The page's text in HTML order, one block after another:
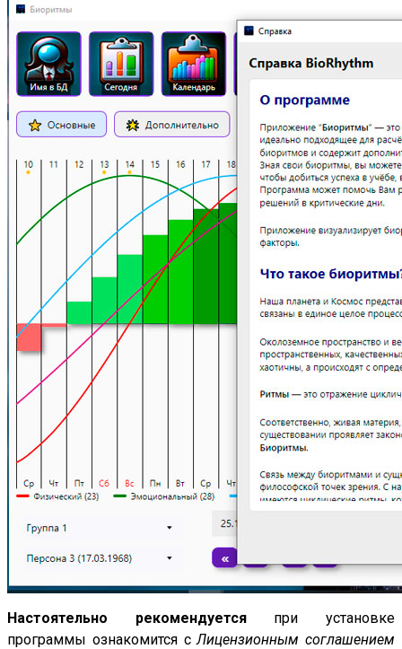
Настоятельно рекомендуетсяпри установке
программы ознакомится сЛицензионным соглашением